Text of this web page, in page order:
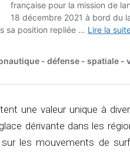
une valeur unique à
dérivante dans les
sur les mouvements de